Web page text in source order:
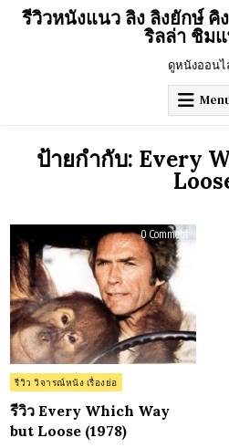
Skipรีวิวหนังแนว ลิง ลิงยักษ์ คิ
ริลล่า ชิม
ดูหนังออน
ป้ายกำกับ: Every
0 Commenton
รีวิว
(1978)
Posted
in
รีวิว วิจารณ์หนัง เรื่องย่อ
รีวิว Every Which Way
but Loose (1978)